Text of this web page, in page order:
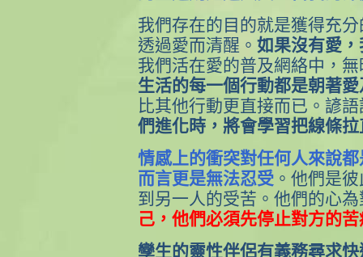
我們存在的目的就是獲得充
透過愛而清醒。 如果沒有愛
我們活在愛的普及網絡中，
生活的每一個行動都是朝著
比其他行動更直接而已。諺語
們進化時，將會學習把線條拉
情感上的衝突對任何人來說
而言更是無法忍受 。他們是
到另一人的受苦。他們的心
己，他們必須先停止對方的苦
孿生的靈性伴侶有義務尋求